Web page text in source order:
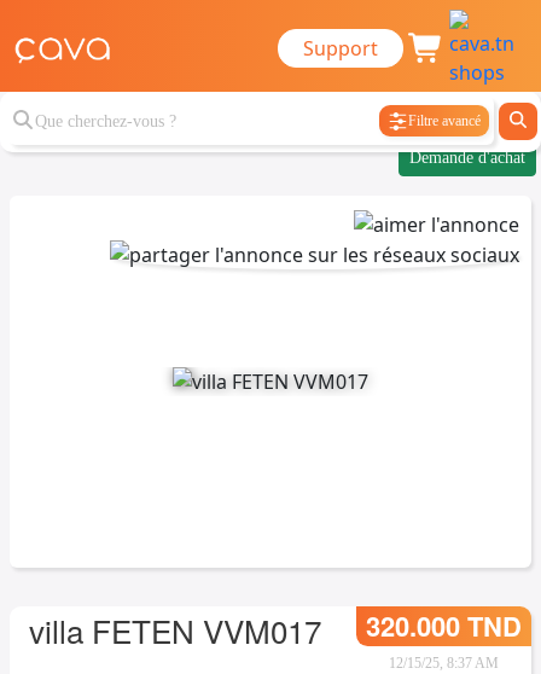
Support
Filtre avancé
Demande d'achat
villa FETEN VVM017 320.000 TND
12/15/25, 8:37 AM